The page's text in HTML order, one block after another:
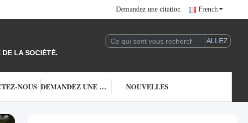
Demandez une citation French
LA SOCIÉTÉ.
NOUS DEMANDEZ UNE CITATION NOUVELLES